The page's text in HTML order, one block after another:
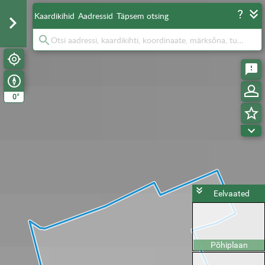
0°
Kaardikihid Aadressid Täpsem otsing
Eelvaated
Põhiplaan